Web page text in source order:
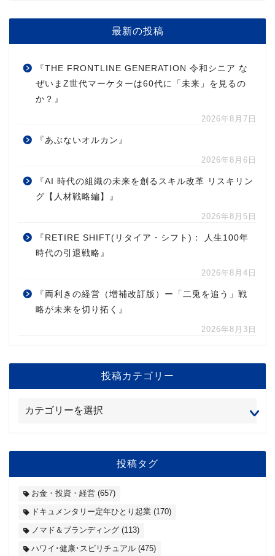
最新の投稿
『THE FRONTLINE GENERATION 令和シニア な
ぜいまZ世代マーケターは60代に「未来」を見るの
か？』
2026年8月7日
『あぶないオルカン』
2026年8月6日
『AI 時代の組織の未来を創るスキル改革 リスキリン
グ【人材戦略編】』
2026年8月5日
『RETIRE SHIFT(リタイア・シフト)： 人生100年
時代の引退戦略』
2026年8月4日
『両利きの経営（増補改訂版）ー「二兎を追う」戦
略が未来を切り拓く』
2026年8月3日
投稿カテゴリー
投稿タグ
お金・投資・経営 (657)
ドキュメンタリー定年ひとり起業 (170)
ノマド＆ブランディング (113)
ハワイ･健康･スピリチュアル (475)